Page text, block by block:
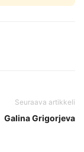
Seuraava artikkeli
Galina Grigorjeva